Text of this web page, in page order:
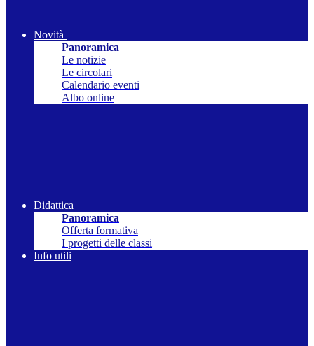
Novità
Panoramica
Le notizie
Le circolari
Calendario eventi
Albo online
Didattica
Panoramica
Offerta formativa
I progetti delle classi
Info utili